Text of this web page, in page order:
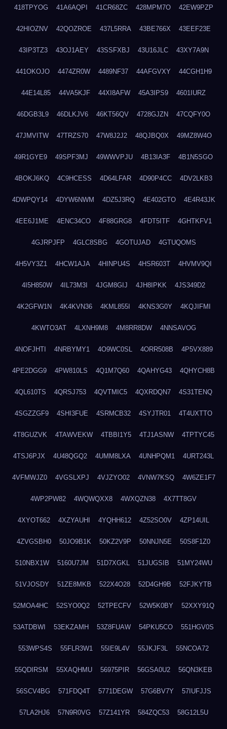
418TPYOG 41A6AQPI 41CR68ZC 428MPM7O 42EW9PZP
42HIOZNV 42QOZROE 437L5RRA 43BE766X 43EEF23E
43IP3TZ3 43OJ1AEY 43SSFXBJ 43U16JLC 43XY7A9N
441OKOJO 4474ZR0W 4489NF37 44AFGVXY 44CGH1H9
44E14L85 44VA5KJF 44XI8AFW 45A3IPS9 4601IURZ
46DGB3L9 46DLKJV6 46KT56QV 4728GJZN 47CQFY0O
47JMVITW 47TRZS70 47W8J2J2 48QJBQ0X 49MZ8W4O
49R1GYE9 49SPF3MJ 49WWVPJU 4B13IA3F 4B1N5SGO
4BOKJ6KQ 4C9HCESS 4D64LFAR 4D90P4CC 4DV2LKB3
4DWPQY14 4DYW6NWM 4DZ5J3RQ 4E402GTO 4E4R43JK
4EE6J1ME 4ENC34CO 4F88GRG8 4FDT5ITF 4GHTKFV1
4GJRPJFP 4GLC8SBG 4GOTUJAD 4GTUQOMS
4H5VY3Z1 4HCW1AJA 4HINPU4S 4HSR603T 4HVMV9QI
4I5H850W 4IL73M3I 4JGM8GIJ 4JH8IPKK 4JS349D2
4K2GFW1N 4K4KVN36 4KML855I 4KNS3G0Y 4KQJIFMI
4KWTO3AT 4LXNH9M8 4M8RR8DW 4NNSAVOG
4NOFJHTI 4NRBYMY1 4O9WC0SL 4ORR508B 4P5VX889
4PE2DGG9 4PW810LS 4Q1M7Q60 4QAHYG43 4QHYCH8B
4QL610TS 4QRSJ753 4QVTMIC5 4QXRDQN7 4S31TENQ
4SGZZGF9 4SHI3FUE 4SRMCB32 4SYJTR01 4T4UXTTO
4T8GUZVK 4TAWVEKW 4TBBI1Y5 4TJ1ASNW 4TPTYC45
4TSJ6PJX 4U48QGQ2 4UMM8LXA 4UNHPQM1 4URT243L
4VFMWJZ0 4VGSLXPJ 4VJZYO02 4VNW7KSQ 4W6ZE1F7
4WP2PW82 4WQWQXX8 4WXQZN38 4X7TT8GV
4XYOT662 4XZYAUHI 4YQHH612 4Z52SO0V 4ZP14UIL
4ZVGSBH0 50JO9B1K 50KZ2V9P 50NNJN5E 50S8F1Z0
510NBX1W 5160U7JM 51D7XGKL 51JUGSIB 51MY24WU
51VJOSDY 51ZE8MKB 522X4O28 52D4GH9B 52FJKYTB
52MOA4HC 52SYO0Q2 52TPECFV 52W5K0BY 52XXY91Q
53ATDBWI 53EKZAMH 53Z8FUAW 54PKU5CO 551HGV0S
553WPS4S 55FLR3W1 55IE9L4V 55JKJF3L 55NCOA72
55QDIRSM 55XAQHMU 56975PIR 56GSA0U2 56QN3KEB
56SCV4BG 571FDQ4T 5771DEGW 57G6BV7Y 57IUFJJS
57LA2HJ6 57N9R0VG 57Z141YR 584ZQC53 58G12L5U